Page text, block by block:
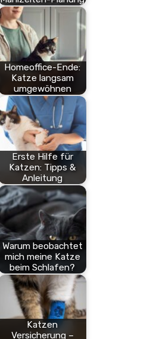
Homeoffice-Ende:
Katze langsam
umgewöhnen
Erste Hilfe für
Katzen: Tipps &
Anleitung
Warum beobachtet
mich meine Katze
beim Schlafen?
Katzen
Versicherung –